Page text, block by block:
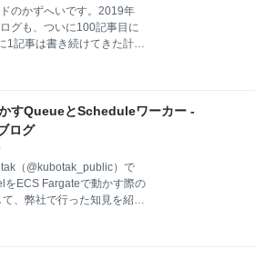
本では名前を聞いたことが
。という方が多いと思いま
年から人気のあるフロント
。 また、SvelteKitは2021
のかずへいです。2019年
グも、ついに100記事目に
1記事は書き続けてきた計算
って本当にすごいですね！
は本当にすごいです。 今回
いければと思います。 ブロ
、たくさんの良い仕組みを
作り、それを発信して人が
。 ブログを書き始めたとき
の役割を期待していまし
いく中で、ブログの役割は
ようになりました。 ブログ
すQueueとScheduleワーカー -
ログ
（@kubotak_public）で
をECS Fargateで動かす際の
、弊社で行った知見を紹介
ウドを丸ごとAmazon